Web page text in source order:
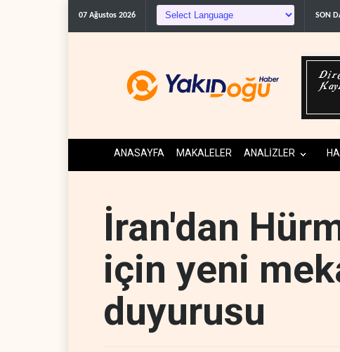
07 Ağustos 2026 SON
Trump: İran savaşı
ANASAYFA MAKALELER ANALİZLER
İran'dan
için yeni
duyurusu